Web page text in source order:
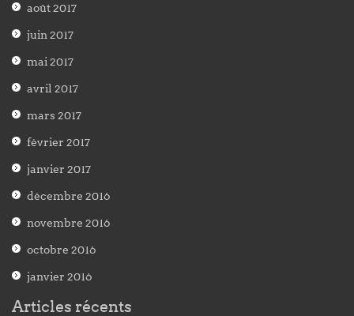
août 2017
juin 2017
mai 2017
avril 2017
mars 2017
février 2017
janvier 2017
décembre 2016
novembre 2016
octobre 2016
janvier 2016
Articles récents